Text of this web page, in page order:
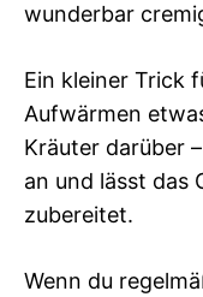
wunderbar
Ein kleiner Trick
Aufwärmen
Kräuter darüber
an und lässt das
zubereitet.
Wenn du